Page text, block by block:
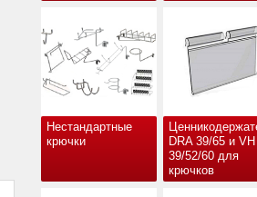
Нестандартные
крючки
DRA 39/65 и VH
39/52/60 для
крючков